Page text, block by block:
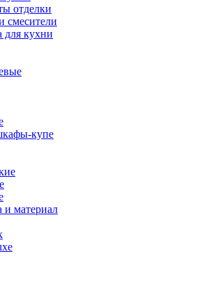
отделки
смесители
для кухни
купе
и материал